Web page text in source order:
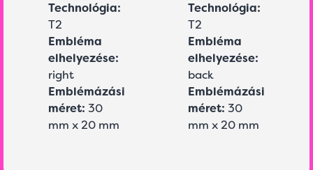
Technológia:
T2
Embléma
elhelyezése:
right
Emblémázási
méret: 30
mm x 20 mm
Technológia:
T2
Embléma
elhelyezése:
back
Emblémázási
méret: 30
mm x 20 mm